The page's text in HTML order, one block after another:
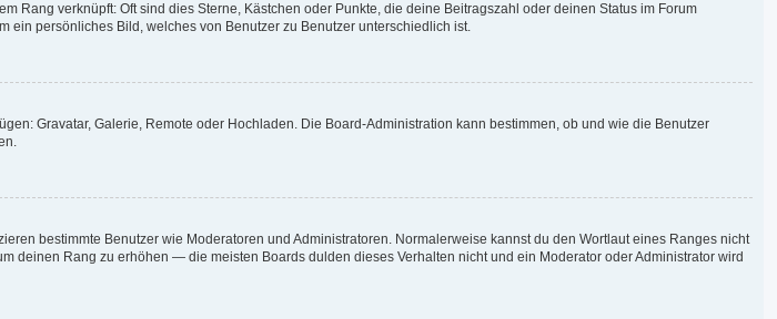
Rang verknüpft: Oft sind dies Sterne, Kästchen oder Punkte, die deine Beitragszahl oder deinen Status im Forum
ein persönliches Bild, welches von Benutzer zu Benutzer unterschiedlich ist.
Gravatar, Galerie, Remote oder Hochladen. Die Board-Administration kann bestimmen, ob und wie die Benutzer
bestimmte Benutzer wie Moderatoren und Administratoren. Normalerweise kannst du den Wortlaut eines Ranges nicht
deinen Rang zu erhöhen — die meisten Boards dulden dieses Verhalten nicht und ein Moderator oder Administrator wird